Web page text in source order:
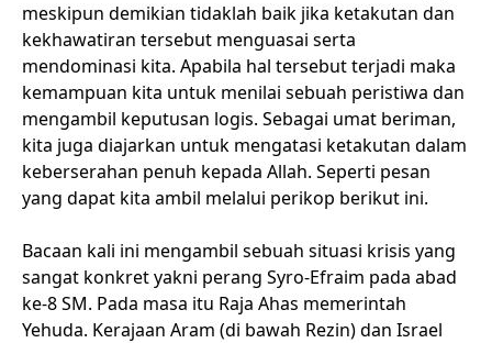
meskipun demikian tidaklah baik jika ketakutan dan
kekhawatiran tersebut menguasai serta
mendominasi kita. Apabila hal tersebut terjadi maka
kemampuan kita untuk menilai sebuah peristiwa dan
mengambil keputusan logis. Sebagai umat beriman,
kita juga diajarkan untuk mengatasi ketakutan dalam
keberserahan penuh kepada Allah. Seperti pesan
yang dapat kita ambil melalui perikop berikut ini.
Bacaan kali ini mengambil sebuah situasi krisis yang
sangat konkret yakni perang Syro-Efraim pada abad
ke-8 SM. Pada masa itu Raja Ahas memerintah
Yehuda. Kerajaan Aram (di bawah Rezin) dan Israel